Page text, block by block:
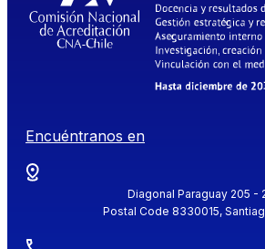
Encuéntranos en
Diagonal Paraguay 205 -
Postal Code 8330015,